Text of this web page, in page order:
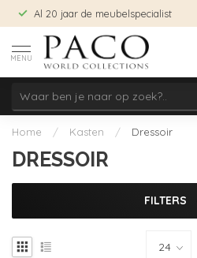
Al 20 jaar de meubelspecialist
MENU
Home / Kasten / Dressoir
DRESSOIR
FILTERS